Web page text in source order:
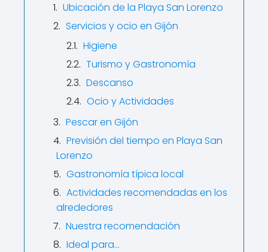
Ubicación de la Playa San Lorenzo
Servicios y ocio en Gijón
Higiene
Turismo y Gastronomía
Descanso
Ocio y Actividades
Pescar en Gijón
Previsión del tiempo en Playa San
Lorenzo
Gastronomía típica local
Actividades recomendadas en los
alrededores
Nuestra recomendación
Ideal para…